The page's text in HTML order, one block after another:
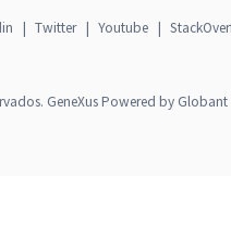
| Twitter | Youtube |
GeneXus Powered by Globant